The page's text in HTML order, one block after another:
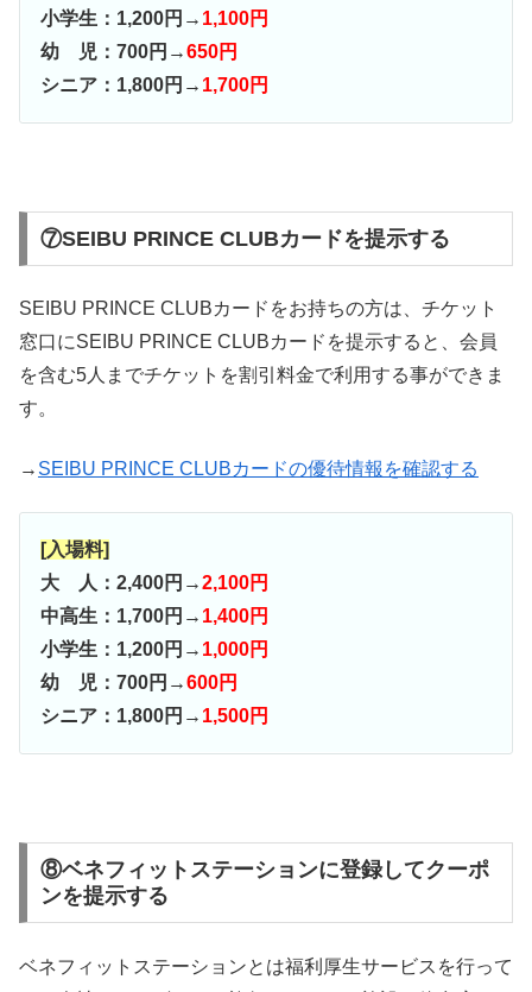
小学生：1,200円→ 1,100円
幼 児：700円→650円
シニア：1,800円→ 1,700円
⑦SEIBU PRINCE CLUBカードを提示する
SEIBU PRINCE CLUBカードをお持ちの方は、チケット
窓口にSEIBU PRINCE CLUBカードを提示すると、会員
を含む5人までチケットを割引料金で利用する事ができま
す。
→ SEIBU PRINCE CLUBカードの優待情報を確認する
[入場料]
大 人：2,400円→2,100円
中高生：1,700円→ 1,400円
小学生：1,200円→ 1,000円
幼 児：700円→600円
シニア：1,800円→ 1,500円
⑧ベネフィットステーションに登録してクーポ
ンを提示する
ベネフィットステーションとは福利厚生サービスを行って